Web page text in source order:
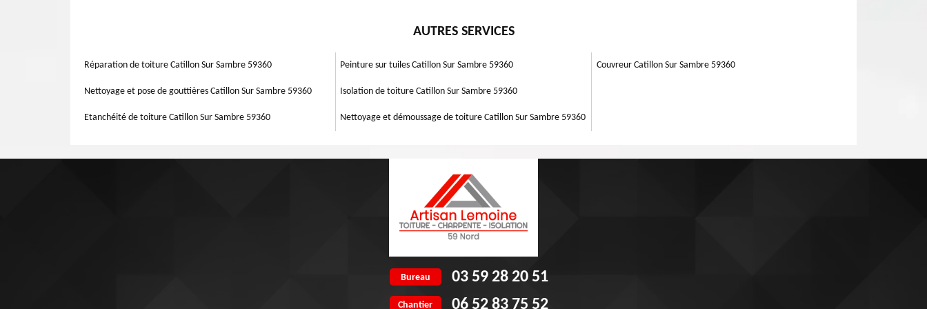
normal. Pour la pose de façade, faites confiance à Artisan Lemoine 59 pour effectuer votre travail dans ce domaine. De plus,
qualité éblouissante pour mettre en charge votre travail en faisant appel le plus vite Artisan Lemoine 59 qui se trouve dans
AUTRES SERVICES
Réparation de toiture Catillon Sur Sambre 59360
Nettoyage et pose de gouttières Catillon Sur Sambre 59360
Etanchéité de toiture Catillon Sur Sambre 59360
Peinture sur tuiles Catillon Sur Sambre 59360
Isolation de toiture Catillon Sur Sambre 59360
Nettoyage et démoussage de toiture Catillon Sur Sambre 59360
Couvreur Catillon Sur Sambre 59360
Bureau 03 59 28 20 51
Chantier 06 52 83 75 52